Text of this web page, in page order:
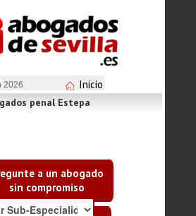
2026 Inicio
a un abogado
sin compromiso
penal Estepa